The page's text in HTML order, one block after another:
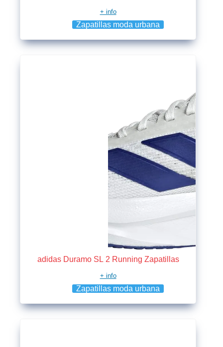
+ info
Zapatillas moda urbana
adidas Duramo SL 2 Running Zapatillas
+ info
Zapatillas moda urbana